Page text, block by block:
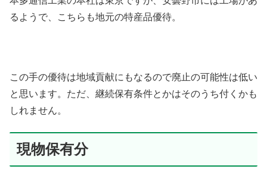
るようで、こちらも地元の特産品優待。
この手の優待は地域貢献にもなるので廃止の可能性は低い
と思います。ただ、継続保有条件とかはそのうち付くかも
しれません。
現物保有分